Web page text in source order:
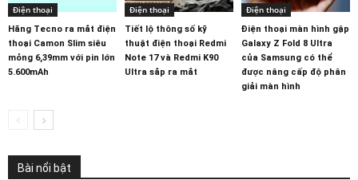
Điện thoại
Hãng Tecno ra mắt điện
thoại Camon Slim siêu
mỏng 6,39mm với pin lớn
5.600mAh
Điện thoại
Tiết lộ thông số kỹ
thuật điện thoại Redmi
Note 17 và Redmi K90
Ultra sắp ra mắt
Điện thoại
Điện thoại màn hình gập
Galaxy Z Fold 8 Ultra
của Samsung có thể
được nâng cấp độ phân
giải màn hình
Bài nổi bật